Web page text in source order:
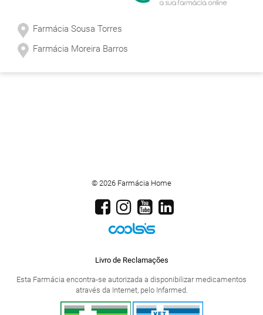
Farmácia Sousa Torres
Farmácia Moreira Barros
© 2026 Farmácia Home
Livro de Reclamações
Esta Farmácia encontra-se autorizada a disponibilizar medicamentos
através da Internet, pelo Infarmed.